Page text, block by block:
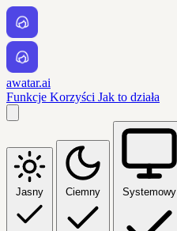
awatar.ai
Funkcje Korzyści Jak to działa
Jasny Ciemny Systemowy